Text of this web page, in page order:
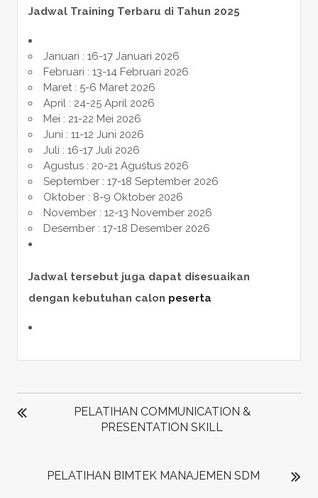
Jadwal Training Terbaru di Tahun 2025
Januari : 16-17 Januari 2026
Februari : 13-14 Februari 2026
Maret : 5-6 Maret 2026
April : 24-25 April 2026
Mei : 21-22 Mei 2026
Juni : 11-12 Juni 2026
Juli : 16-17 Juli 2026
Agustus : 20-21 Agustus 2026
September : 17-18 September 2026
Oktober : 8-9 Oktober 2026
November : 12-13 November 2026
Desember : 17-18 Desember 2026
Jadwal tersebut juga dapat disesuaikan
dengan kebutuhan calon peserta
POST
NAVIGATIONPELATIHAN COMMUNICATION &
PRESENTATION SKILL
PELATIHAN BIMTEK MANAJEMEN SDM